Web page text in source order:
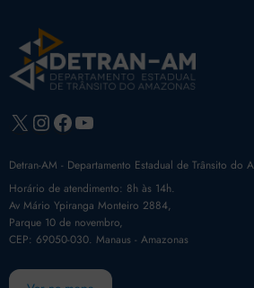
X Instagram
Facebook
Youtube
Detran-AM - Departamento Estadual de Trânsito do
Horário de atendimento: 8h às 14h.
Av Mário Ypiranga Monteiro 2884,
Parque 10 de novembro,
CEP: 69050-030. Manaus - Amazonas